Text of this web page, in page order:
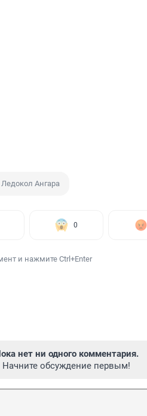
Ледокол Ангара
0
и нажмите Ctrl+Enter
нет ни одного комментария.
Начните обсуждение первым!